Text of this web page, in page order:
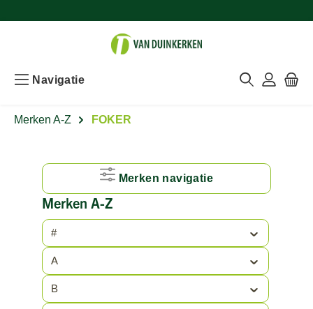
Navigatie
Merken A-Z FOKER
Merken navigatie
Merken A-Z
#
A
B